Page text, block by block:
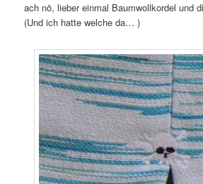
ach nö, lieber einmal Baumwollkordel und
(Und ich hatte welche da… )